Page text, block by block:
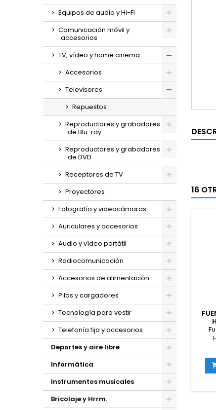
Equipos de audio y Hi-Fi
Comunicación móvil y
accesorios
TV, vídeo y home cinema
Accesorios
Televisores
Repuestos
Reproductores y grabadores
de Blu-ray
Reproductores y grabadores
de DVD
Receptores de TV
Proyectores
Fotografía y videocámaras
Auriculares y accesorios
Audio y vídeo portátil
Radiocomunicación
Accesorios de alimentación
Pilas y cargadores
Tecnología para vestir
Telefonía fija y accesorios
Deportes y aire libre
Informática
Instrumentos musicales
Bricolaje y Hrrm.
16